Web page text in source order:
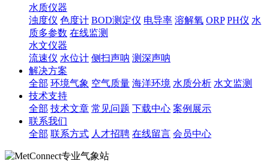
水质仪器
浊度仪 色度计 BOD测定仪 电导率 溶解氧 ORP PH仪 水
质多参数 在线监测
水文仪器
流速仪 水位计 侧扫声呐 测深声呐
解决方案
全部 环境气象 空气质量 海洋环境 水质分析 水文监测
技术支持
全部 技术文章 常见问题 下载中心 案例展示
联系我们
全部 联系方式 人才招聘 在线留言 会员中心